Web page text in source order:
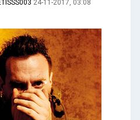
24-11-2017, 03:08